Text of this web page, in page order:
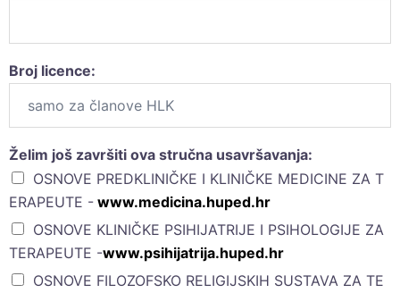
Broj licence:
Želim još završiti ova stručna usavršavanja:
OSNOVE PREDKLINIČKE I KLINIČKE MEDICINE ZA T
ERAPEUTE - www.medicina.huped.hr
OSNOVE KLINIČKE PSIHIJATRIJE I PSIHOLOGIJE ZA
TERAPEUTE -www.psihijatrija.huped.hr
OSNOVE FILOZOFSKO RELIGIJSKIH SUSTAVA ZA TE